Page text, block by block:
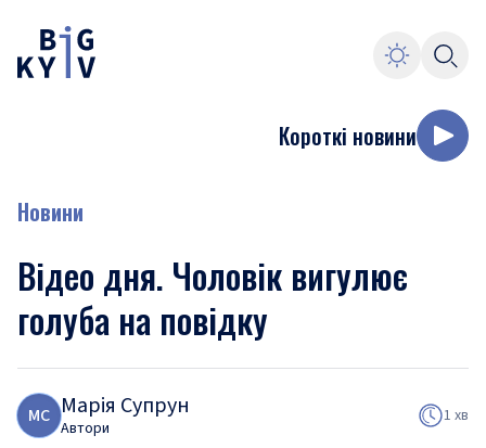
Короткі новини
Новини
Відео дня. Чоловік вигулює
голуба на повідку
МС Марія Супрун
Автори
1 хв